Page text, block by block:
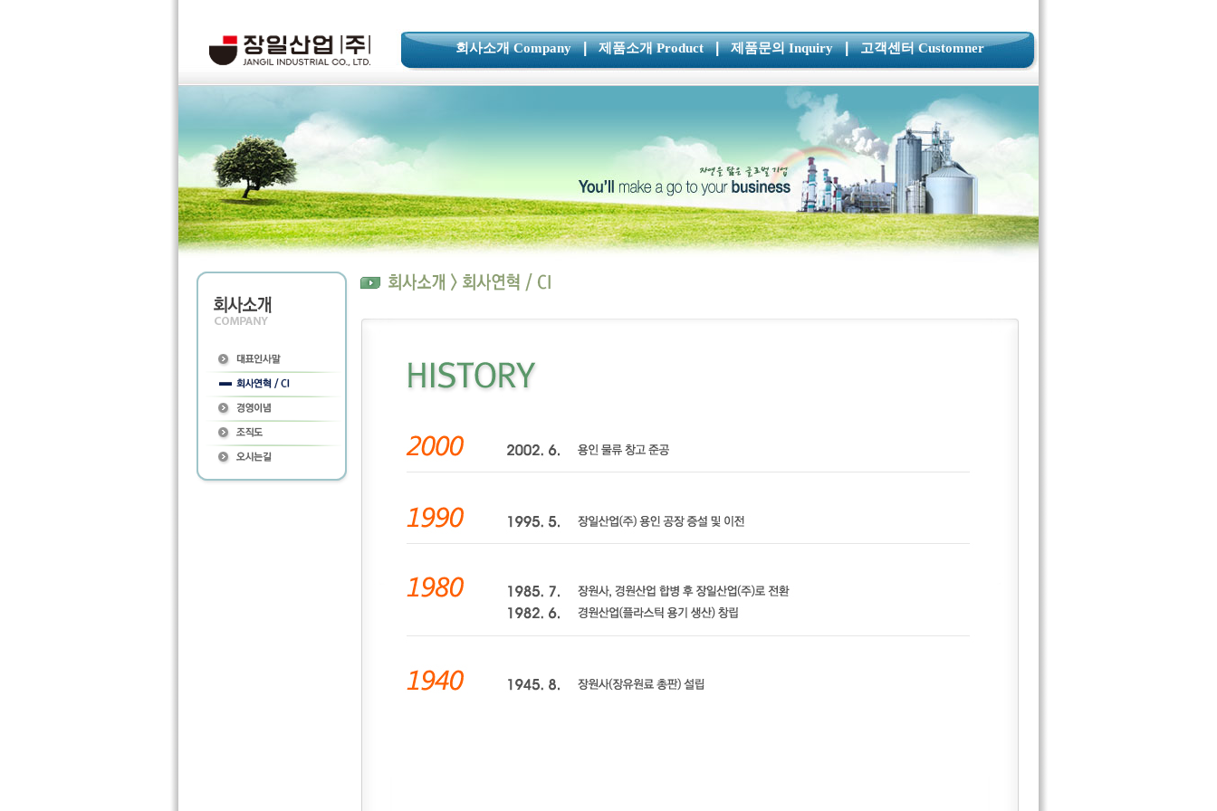
회사소개 Company | 제품소개 Product | 제품문의 Inquiry | 고객센터 Customner